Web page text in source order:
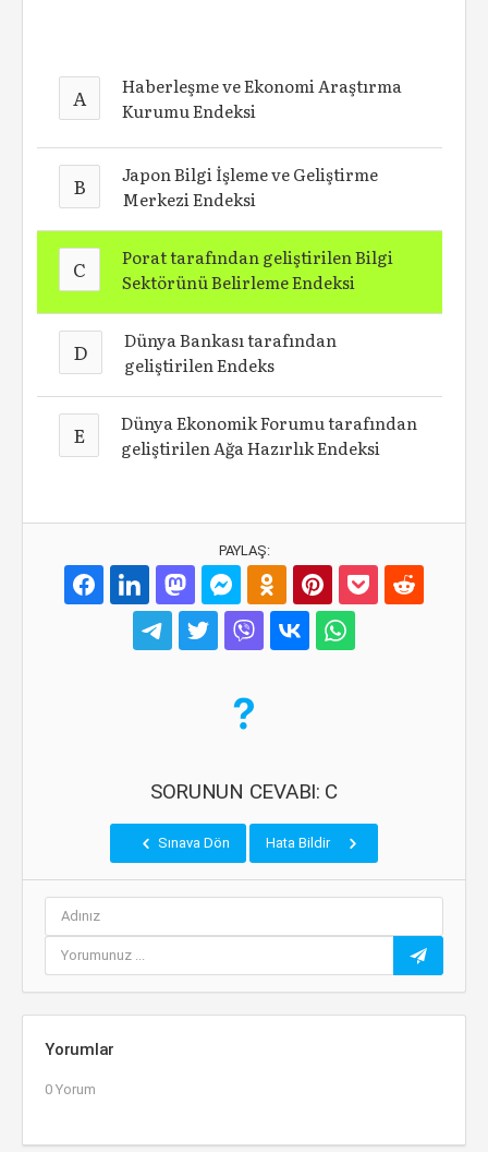
A
Haberleşme ve Ekonomi Araştırma
Kurumu Endeksi
B
Japon Bilgi İşleme ve Geliştirme
Merkezi Endeksi
C
Porat tarafından geliştirilen Bilgi
Sektörünü Belirleme Endeksi
D
Dünya Bankası tarafından
geliştirilen Endeks
E
Dünya Ekonomik Forumu tarafından
geliştirilen Ağa Hazırlık Endeksi
PAYLAŞ:
SORUNUN CEVABI: C
Sınava Dön Hata Bildir
Yorumlar
0 Yorum